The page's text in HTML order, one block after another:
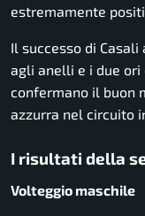
estremamente
Il successo di Casali
agli anelli e i due
confermano il buon
azzurra nel circuito
I risultati della
Volteggio maschile